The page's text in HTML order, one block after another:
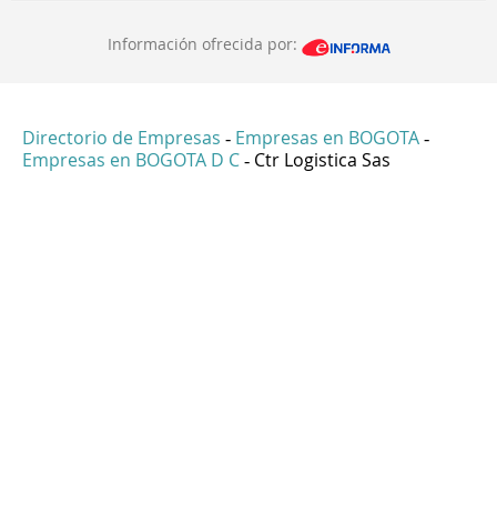
Información ofrecida por:
Directorio de Empresas - Empresas en BOGOTA -
Empresas en BOGOTA D C - Ctr Logistica Sas